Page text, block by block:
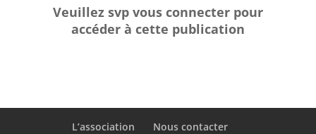
Veuillez svp vous connecter pour
accéder à cette publication
L’association
Nous contacter